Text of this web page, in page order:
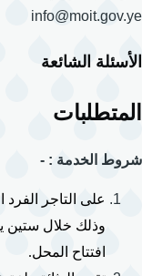
info@moit.gov.ye
الأسئلة الشائعة
المتطلبات
شروط الخدمة : -
افتتاح المحل.